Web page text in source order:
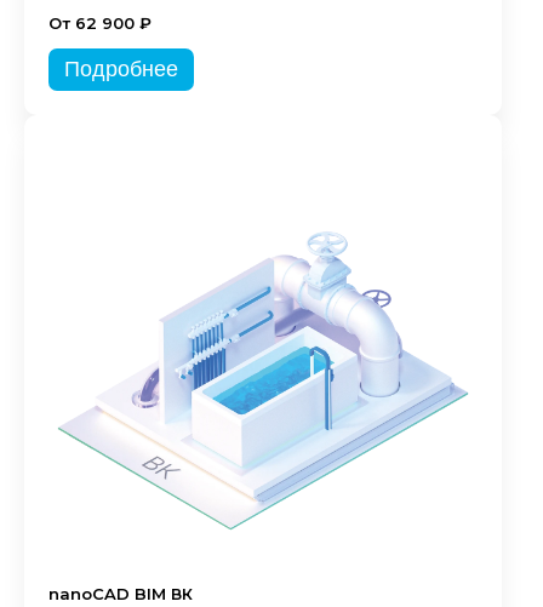
От 62 900 ₽
Подробнее
nanoCAD BIM ВК